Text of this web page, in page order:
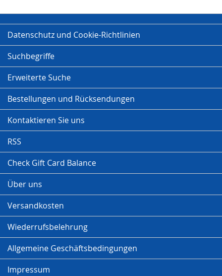
Datenschutz und Cookie-Richtlinien
Suchbegriffe
Erweiterte Suche
Bestellungen und Rücksendungen
Kontaktieren Sie uns
RSS
Check Gift Card Balance
Über uns
Versandkosten
Wiederrufsbelehrung
Allgemeine Geschäftsbedingungen
Impressum